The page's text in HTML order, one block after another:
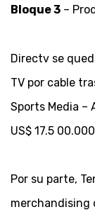
Bloque 3 –
Directv se
TV por cable
Sports Media –
US$ 17.5
Por su parte,
merchandising